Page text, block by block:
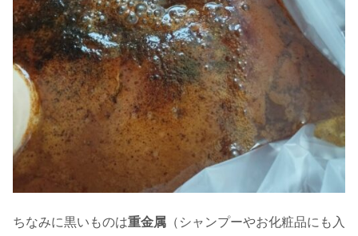
ちなみに黒いものは重金属 （シャンプーやお化粧品にも入